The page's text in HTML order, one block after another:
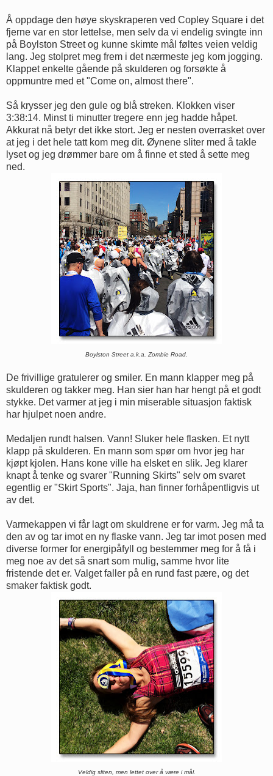
Å oppdage den høye skyskraperen ved Copley Square i det
fjerne var en stor lettelse, men selv da vi endelig svingte inn
på Boylston Street og kunne skimte mål føltes veien veldig
lang. Jeg stolpret meg frem i det nærmeste jeg kom jogging.
Klappet enkelte gående på skulderen og forsøkte å
oppmuntre med et "Come on, almost there".
Så krysser jeg den gule og blå streken. Klokken viser
3:38:14. Minst ti minutter tregere enn jeg hadde håpet.
Akkurat nå betyr det ikke stort. Jeg er nesten overrasket over
at jeg i det hele tatt kom meg dit. Øynene sliter med å takle
lyset og jeg drømmer bare om å finne et sted å sette meg
ned.
Boylston Street a.k.a. Zombie Road.
De frivillige gratulerer og smiler. En mann klapper meg på
skulderen og takker meg. Han sier han har hengt på et godt
stykke. Det varmer at jeg i min miserable situasjon faktisk
har hjulpet noen andre.
Medaljen rundt halsen. Vann! Sluker hele flasken. Et nytt
klapp på skulderen. En mann som spør om hvor jeg har
kjøpt kjolen. Hans kone ville ha elsket en slik. Jeg klarer
knapt å tenke og svarer "Running Skirts" selv om svaret
egentlig er "Skirt Sports". Jaja, han finner forhåpentligvis ut
av det.
Varmekappen vi får lagt om skuldrene er for varm. Jeg må ta
den av og tar imot en ny flaske vann. Jeg tar imot posen med
diverse former for energipåfyll og bestemmer meg for å få i
meg noe av det så snart som mulig, samme hvor lite
fristende det er. Valget faller på en rund fast pære, og det
smaker faktisk godt.
Veldig sliten, men lettet over å være i mål.